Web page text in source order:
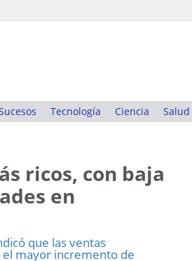
Tecnología Ciencia Salud
ricos, con baja
en